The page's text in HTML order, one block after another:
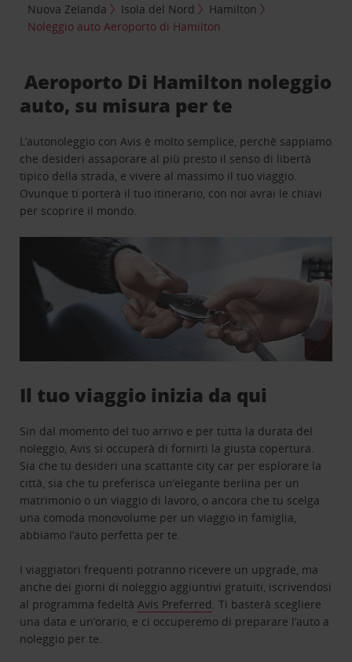
Nuova Zelanda
Isola del Nord
Hamilton
Noleggio auto Aeroporto di Hamilton
Aeroporto Di Hamilton noleggio
auto, su misura per te
L’autonoleggio con Avis è molto semplice, perchè sappiamo
che desideri assaporare al più presto il senso di libertà
tipico della strada, e vivere al massimo il tuo viaggio.
Ovunque ti porterà il tuo itinerario, con noi avrai le chiavi
per scoprire il mondo.
Il tuo viaggio inizia da qui
Sin dal momento del tuo arrivo e per tutta la durata del
noleggio, Avis si occuperà di fornirti la giusta copertura.
Sia che tu desideri una scattante city car per esplorare la
città, sia che tu preferisca un’elegante berlina per un
matrimonio o un viaggio di lavoro, o ancora che tu scelga
una comoda monovolume per un viaggio in famiglia,
abbiamo l’auto perfetta per te.
I viaggiatori frequenti potranno ricevere un upgrade, ma
anche dei giorni di noleggio aggiuntivi gratuiti, iscrivendosi
al programma fedeltàAvis Preferred. Ti basterà scegliere
una data e un’orario, e ci occuperemo di preparare l’auto a
noleggio per te.